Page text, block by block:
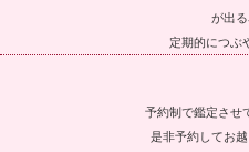
が出
定期的につぶ
予約制で鑑定させ
是非予約してお越